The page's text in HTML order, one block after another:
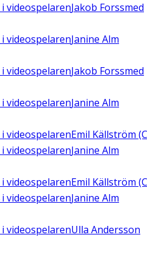
i videospelarenJakob Forssmed
i videospelarenJanine Alm
i videospelarenJakob Forssmed
i videospelarenJanine Alm
i videospelarenEmil Källström
i videospelarenJanine Alm
i videospelarenEmil Källström
i videospelarenJanine Alm
i videospelarenUlla Andersson